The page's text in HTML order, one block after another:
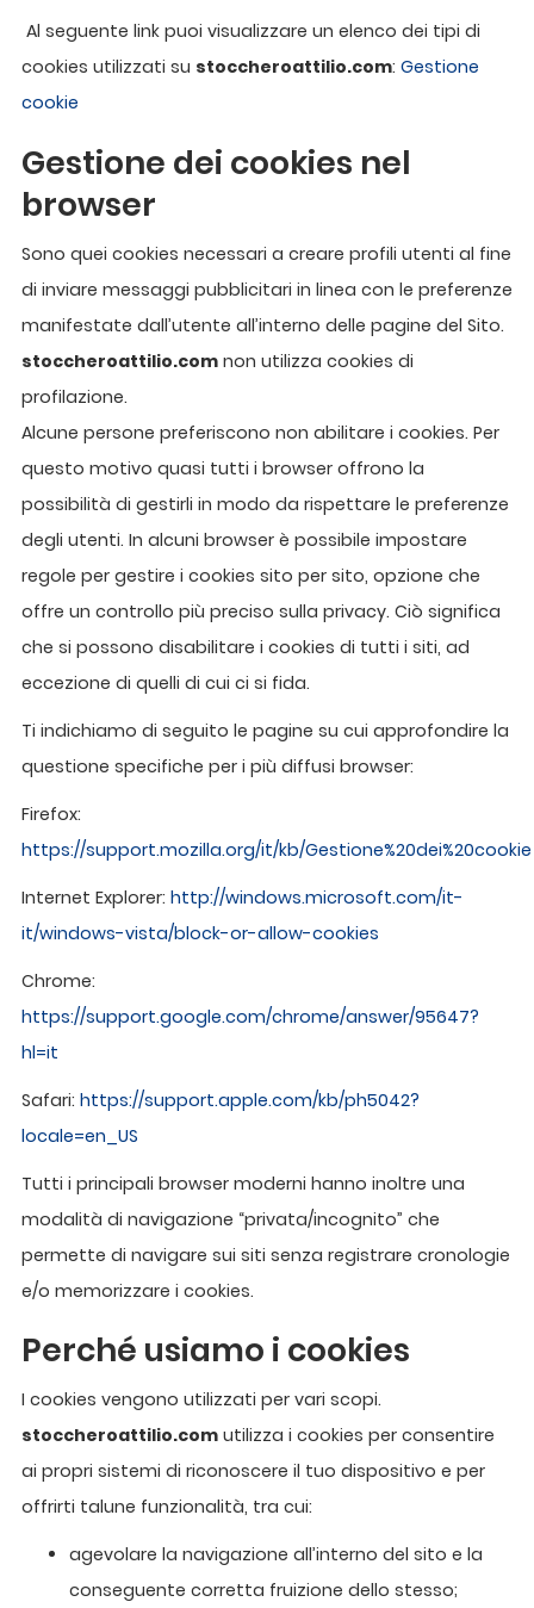
Al seguente link puoi visualizzare un elenco dei tipi di
cookies utilizzati su stoccheroattilio.com: Gestione
cookie
Gestione dei cookies nel
browser
Sono quei cookies necessari a creare profili utenti al fine
di inviare messaggi pubblicitari in linea con le preferenze
manifestate dall’utente all’interno delle pagine del Sito.
stoccheroattilio.comnon utilizza cookies di
profilazione.
Alcune persone preferiscono non abilitare i cookies. Per
questo motivo quasi tutti i browser offrono la
possibilità di gestirli in modo da rispettare le preferenze
degli utenti. In alcuni browser è possibile impostare
regole per gestire i cookies sito per sito, opzione che
offre un controllo più preciso sulla privacy. Ciò significa
che si possono disabilitare i cookies di tutti i siti, ad
eccezione di quelli di cui ci si fida.
Ti indichiamo di seguito le pagine su cui approfondire la
questione specifiche per i più diffusi browser:
Firefox:
https://support.mozilla.org/it/kb/Gestione%20dei%20cookie
Internet Explorer: http://windows.microsoft.com/it-
it/windows-vista/block-or-allow-cookies
Chrome:
https://support.google.com/chrome/answer/95647?
hl=it
Safari: https://support.apple.com/kb/ph5042?
locale=en_US
Tutti i principali browser moderni hanno inoltre una
modalità di navigazione “privata/incognito” che
permette di navigare sui siti senza registrare cronologie
e/o memorizzare i cookies.
Perché usiamo i cookies
I cookies vengono utilizzati per vari scopi.
stoccheroattilio.comutilizza i cookies per consentire
ai propri sistemi di riconoscere il tuo dispositivo e per
offrirti talune funzionalità, tra cui:
agevolare la navigazione all’interno del sito e la
conseguente corretta fruizione dello stesso;